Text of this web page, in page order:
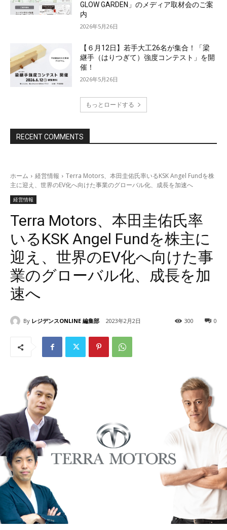
GLOW GARDEN」のメディア取材会のご案
内
2026年5月26日
【６月12日】若手大工26名が集合！「梁
継手（はりつぎて）強度コンテスト」を開
催！
2026年5月26日
もっとロードする
RECENT COMMENTS